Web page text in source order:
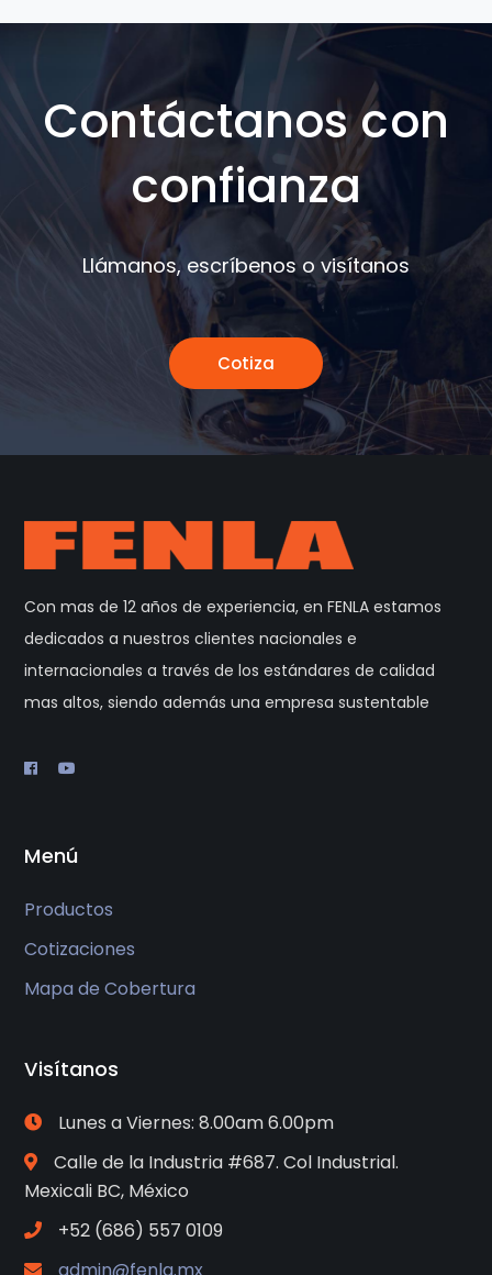
Contáctanos con
confianza
Llámanos, escríbenos o visítanos
Cotiza
Con mas de 12 años de experiencia, en FENLA estamos
dedicados a nuestros clientes nacionales e
internacionales a través de los estándares de calidad
mas altos, siendo además una empresa sustentable
Menú
Productos
Cotizaciones
Mapa de Cobertura
Visítanos
Lunes a Viernes: 8.00am 6.00pm
Calle de la Industria #687. Col Industrial.
Mexicali BC, México
+52 (686) 557 0109
admin@fenla.mx